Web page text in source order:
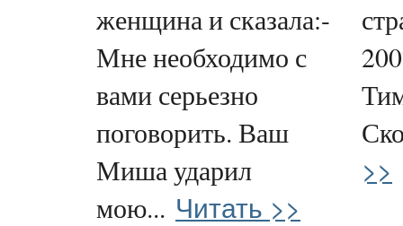
женщина и сказала:-
Мне необходимо с
вами серьезно
поговорить. Ваш
Миша ударил
мою... Читать >>
>>